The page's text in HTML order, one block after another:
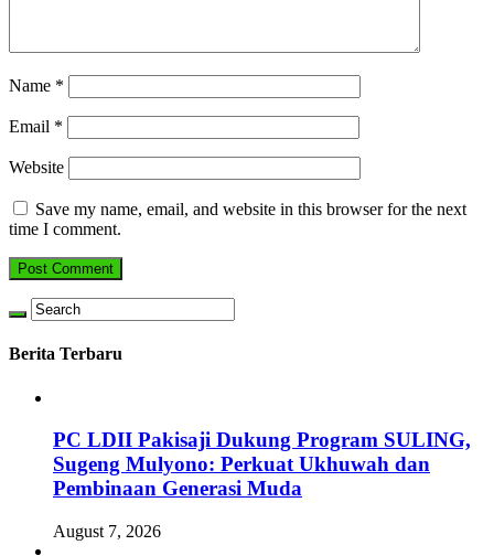
Name *
Email *
Website
Save my name, email, and website in this browser for the next
time I comment.
Berita Terbaru
PC LDII Pakisaji Dukung Program SULING,
Sugeng Mulyono: Perkuat Ukhuwah dan
Pembinaan Generasi Muda
August 7, 2026